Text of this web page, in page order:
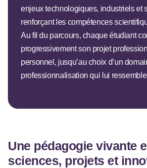
enjeux technologiques, industriels et
renforçant les compétences
Au fil du parcours, chaque étudiant
progressivement son projet
personnel, jusqu’au choix d’un
professionnalisation qui lui
Une pédagogie vivante
sciences, projets et